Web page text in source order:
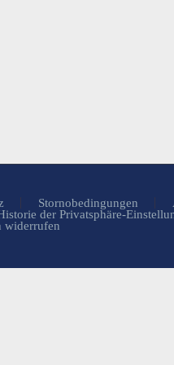
Stornobedingungen
der Privatsphäre-
widerrufen